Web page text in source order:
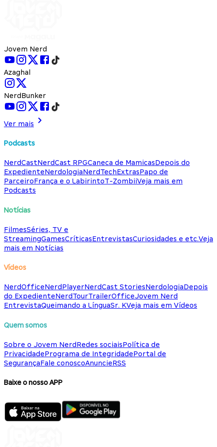
Jovem Nerd
Azaghal
NerdBunker
Ver mais
Podcasts
NerdCastNerdCast RPGCaneca de MamicasDepois do
ExpedienteNerdologiaNerdTechExtrasPapo de
ParceiroFrança e o LabirintoT-ZombiiVeja mais em
Podcasts
Notícias
FilmesSéries, TV e
StreamingGamesCríticasEntrevistasCuriosidades e etc.Veja
mais em Notícias
Vídeos
NerdOfficeNerdPlayerNerdCast StoriesNerdologiaDepois
do ExpedienteNerdTourTrailerOfficeJovem Nerd
EntrevistaQueimando a LínguaSr. KVeja mais em Vídeos
Quem somos
Sobre o Jovem NerdRedes sociaisPolítica de
PrivacidadePrograma de IntegridadePortal de
SegurançaFale conoscoAnuncieRSS
Baixe o nosso APP